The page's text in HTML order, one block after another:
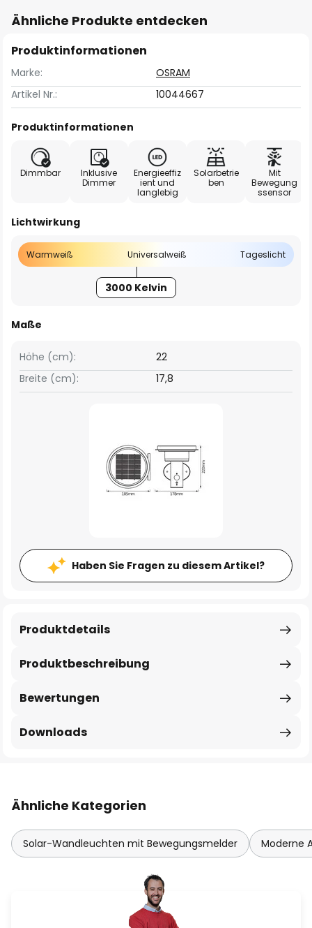
Ähnliche Produkte entdecken
Produktinformationen
Marke:
OSRAM
Artikel Nr.:
10044667
Produktinformationen
Dimmbar
Inklusive
Dimmer
Energieeffiz
ient und
langlebig
Solarbetrie
ben
Mit
Bewegung
ssensor
Lichtwirkung
Warmweiß Universalweiß Tageslicht
3000 Kelvin
Maße
Breite (cm): 17,8
Höhe (cm): 22
Haben Sie Fragen zu diesem Artikel?
Produktbeschreibung
Produktdetails
Bewertungen
Downloads
Ähnliche Kategorien
Solar-Wandleuchten mit Bewegungsmelder Moderne